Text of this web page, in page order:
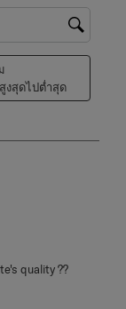
งสุดไปต่ำสุด
quality ??